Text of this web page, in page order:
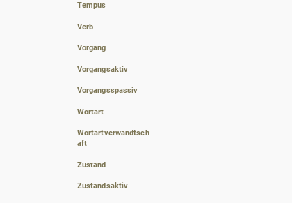
Tempus
Verb
Vorgang
Vorgangsaktiv
Vorgangsspassiv
Wortart
Wortartverwandtsch
aft
Zustand
Zustandsaktiv